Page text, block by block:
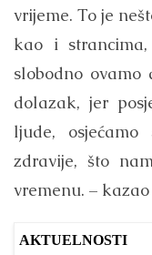
vrijeme. To je
kao i
slobodno ovamo
dolazak, jer
ljude,
zdravije, što
vremenu. –
AKTUELNOSTI